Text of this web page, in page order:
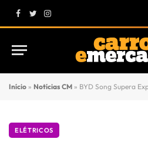
Facebook
Twitter
Instagram
Início » Notícias CM » BYD Song Supera Expectativas com
ELÉTRICOS